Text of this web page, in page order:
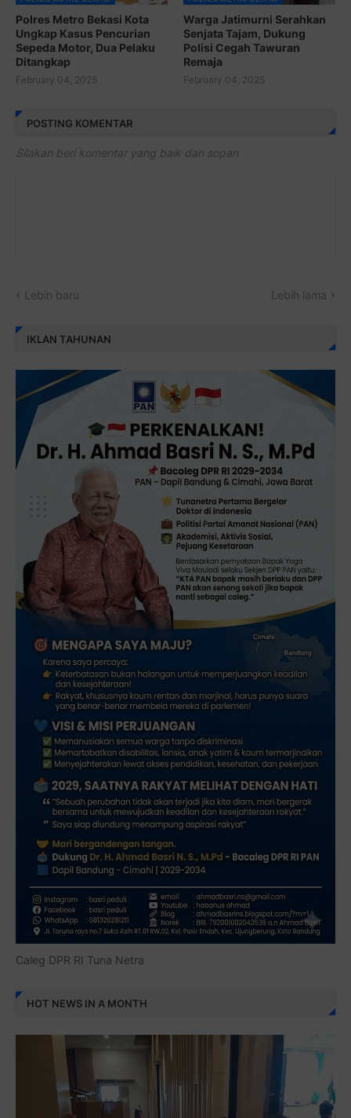
Polres Metro Bekasi Kota
Ungkap Kasus Pencurian
Sepeda Motor, Dua Pelaku
Ditangkap
February 04, 2025
Warga Jatimurni Serahkan
Senjata Tajam, Dukung
Polisi Cegah Tawuran
Remaja
February 04, 2025
POSTING KOMENTAR
Silakan beri komentar yang baik dan sopan
Lebih baru Lebih lama
IKLAN TAHUNAN
Caleg DPR RI Tuna Netra
HOT NEWS IN A MONTH